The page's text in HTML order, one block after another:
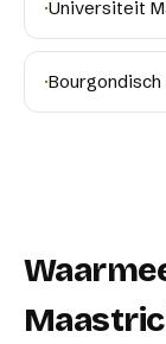
·Universiteit
·